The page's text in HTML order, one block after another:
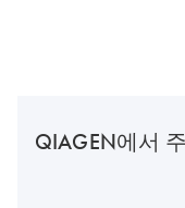
QIAGEN에서